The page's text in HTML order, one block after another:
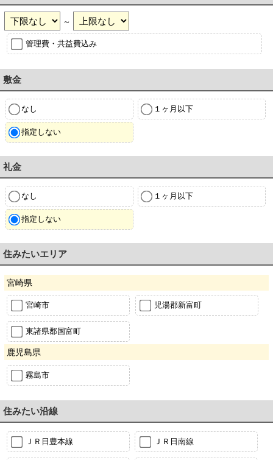
～
管理費・共益費込み
敷金
なし １ヶ月以下
指定しない
礼金
なし １ヶ月以下
指定しない
住みたいエリア
宮崎県
宮崎市 児湯郡新富町
東諸県郡国富町
鹿児島県
霧島市
住みたい沿線
ＪＲ日豊本線 ＪＲ日南線